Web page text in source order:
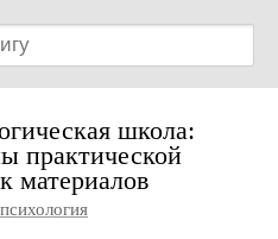
школа:
практической
материалов